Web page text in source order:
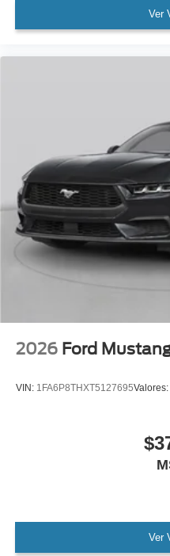
Ver
2026 Ford
VIN: 1FA6P8THXT5127695Valores:
Ver